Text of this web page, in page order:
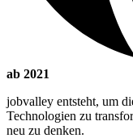
ab 2021
jobvalley entsteht, um
Technologien zu
neu zu denken.